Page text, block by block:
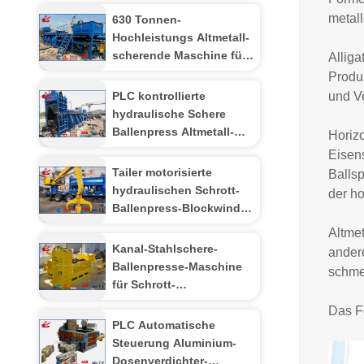
630 Tonnen-
Hochleistungs Altmetall-
scherende Maschine für
Abfälle Autos
PLC kontrollierte
hydraulische Schere
Ballenpress Altmetall-
Eisen WANSHIDA
Tailer motorisierte
hydraulischen Schrott-
Ballenpress-Blockwinde
Motorenantrieb
Kanal-Stahlschere-
Ballenpresse-Maschine
für Schrott-
Tonnen-schneidende
Kraft
PLC Automatische
Steuerung Aluminium-
Dosenverdichter-
und
der
Das